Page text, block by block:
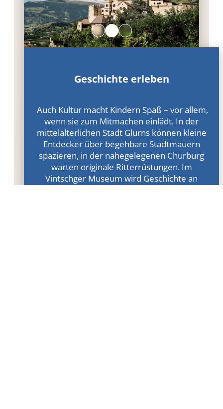
Geschichte erleben
Auch Kultur macht Kindern Spaß – vor allem,
wenn sie zum Mitmachen einlädt. In der
mittelalterlichen Stadt Glurns können kleine
Entdecker über begehbare Stadtmauern
spazieren, in der nahegelegenen Churburg
warten originale Ritterrüstungen. Im
Vintschger Museum wird Geschichte an